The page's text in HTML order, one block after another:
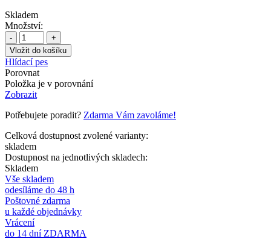
Skladem
Množství:
- +
Hlídací pes
Porovnat
Položka je v porovnání
Zobrazit
Potřebujete poradit? Zdarma Vám zavoláme!
Celková dostupnost zvolené varianty:
skladem
Dostupnost na jednotlivých skladech:
Skladem
Vše skladem
odesíláme do 48 h
Poštovné zdarma
u každé objednávky
Vrácení
do 14 dní ZDARMA